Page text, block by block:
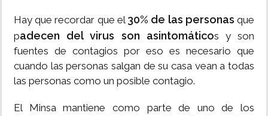
Hay que recordar que el 30% de las personasque
padecen del virus son asintomáticos y son
fuentes de contagios por eso es necesario que
cuando las personas salgan de su casa vean a todas
las personas como un posible contagio.
El Minsa mantiene como parte de uno de los